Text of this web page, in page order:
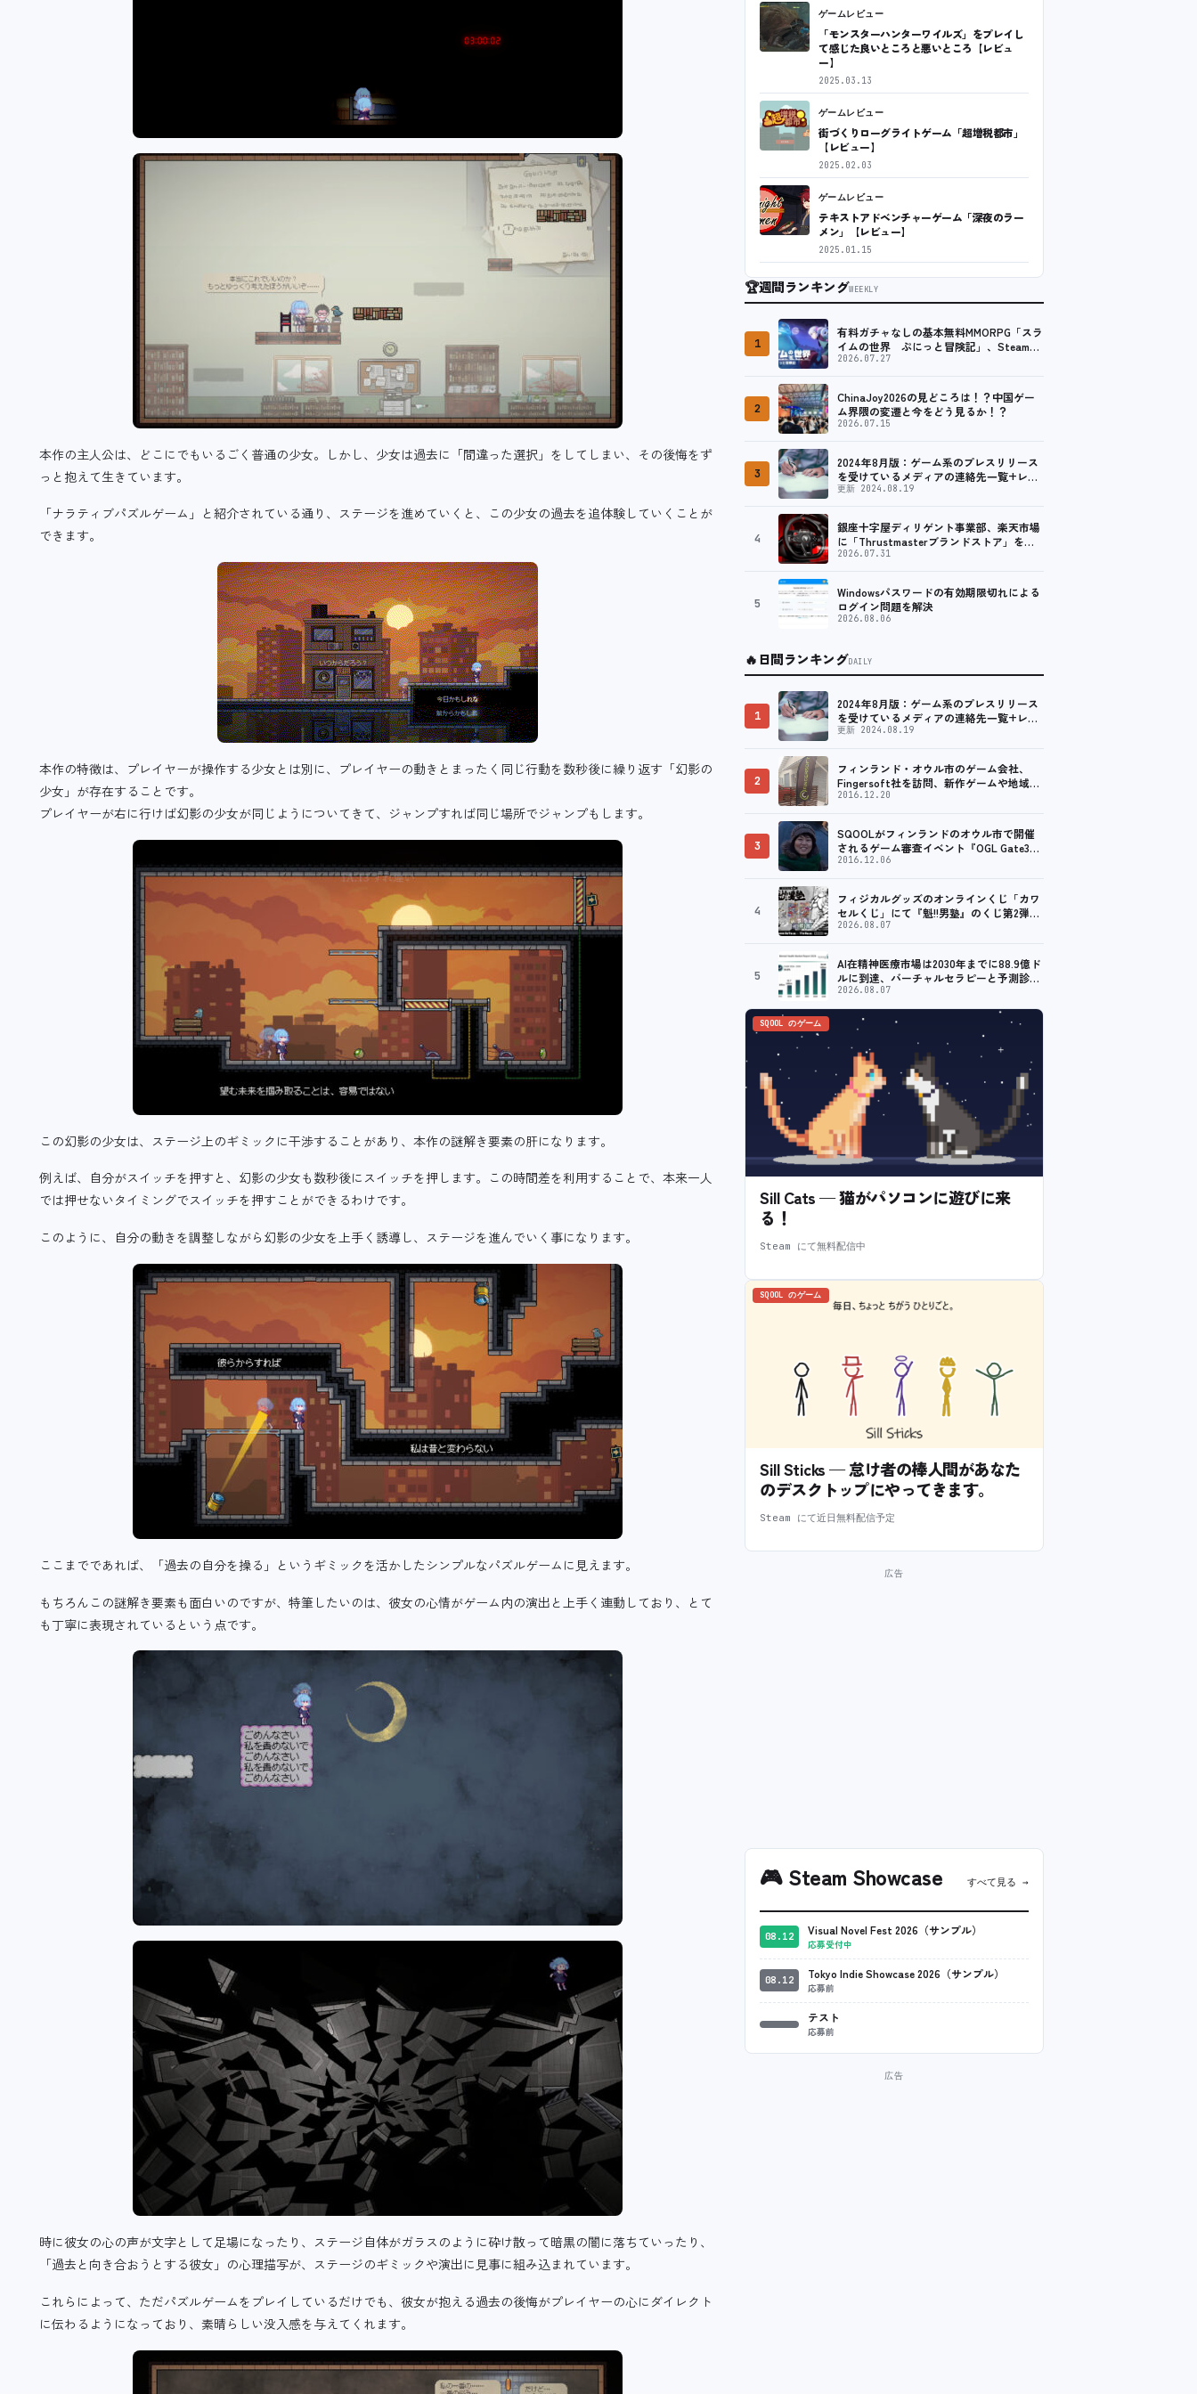
本作の主人公は、どこにでもいるごく普通の少女。しかし、少女は過去に「間違った選択」をしてしまい、その後悔をず
っと抱えて生きています。
「ナラティブパズルゲーム」と紹介されている通り、ステージを進めていくと、この少女の過去を追体験していくことが
できます。
本作の特徴は、プレイヤーが操作する少女とは別に、プレイヤーの動きとまったく同じ行動を数秒後に繰り返す「幻影の
少女」が存在することです。
プレイヤーが右に行けば幻影の少女が同じようについてきて、ジャンプすれば同じ場所でジャンプもします。
この幻影の少女は、ステージ上のギミックに干渉することがあり、本作の謎解き要素の肝になります。
例えば、自分がスイッチを押すと、幻影の少女も数秒後にスイッチを押します。この時間差を利用することで、本来一人
では押せないタイミングでスイッチを押すことができるわけです。
このように、自分の動きを調整しながら幻影の少女を上手く誘導し、ステージを進んでいく事になります。
ここまでであれば、「過去の自分を操る」というギミックを活かしたシンプルなパズルゲームに見えます。
もちろんこの謎解き要素も面白いのですが、特筆したいのは、彼女の心情がゲーム内の演出と上手く連動しており、とて
も丁寧に表現されているという点です。
時に彼女の心の声が文字として足場になったり、ステージ自体がガラスのように砕け散って暗黒の闇に落ちていったり、
「過去と向き合おうとする彼女」の心理描写が、ステージのギミックや演出に見事に組み込まれています。
これらによって、ただパズルゲームをプレイしているだけでも、彼女が抱える過去の後悔がプレイヤーの心にダイレクト
に伝わるようになっており、素晴らしい没入感を与えてくれます。
ゲームレビュー
「モンスターハンターワイルズ」をプレイし
て感じた良いところと悪いところ【レビュ
ー】
2025.03.13
ゲームレビュー
街づくりローグライトゲーム「超増税都市」
【レビュー】
2025.02.03
ゲームレビュー
テキストアドベンチャーゲーム「深夜のラー
メン」【レビュー】
2025.01.15
🏆週間ランキングWEEKLY
1
有料ガチャなしの基本無料MMORPG「スラ
イムの世界 ぷにっと冒険記」、Steam向
けの無料体験版が8月末に配信決定
2026.07.27
2
ChinaJoy2026の見どころは！？中国ゲー
ム界隈の変遷と今をどう見るか！？
2026.07.15
3
2024年8月版：ゲーム系のプレスリリース
を受けているメディアの連絡先一覧+レビ
ュー依頼先一覧
更新 2024.08.19
4
銀座十字屋ディリゲント事業部、楽天市場
に「Thrustmasterブランドストア」をオ
ープン。記念キャンペーンでポイントアッ
ローラーを中心に、幅広くラインナップ
2026.07.31
5
Windowsパスワードの有効期限切れによる
ログイン問題を解決
2026.08.06
🔥日間ランキングDAILY
1
2024年8月版：ゲーム系のプレスリリース
を受けているメディアの連絡先一覧+レビ
ュー依頼先一覧
更新 2024.08.19
2
フィンランド・オウル市のゲーム会社、
Fingersoft社を訪問、新作ゲームや地域貢
献について聞いてきました
2016.12.20
3
SQOOLがフィンランドのオウル市で開催
されるゲーム審査イベント『OGL Gate3』
のメディアパートナーに！
2016.12.06
4
フィジカルグッズのオンラインくじ「カワ
セルくじ」にて『魁!!男塾』のくじ第2弾が
販売開始！
2026.08.07
5
AI在精神医療市場は2030年までに88.9億ド
ルに到達、バーチャルセラピーと予測診断
の普及が加速
2026.08.07
SQOOL のゲーム
Sill Cats — 猫がパソコンに遊びに来
る！
Steam にて無料配信中
SQOOL のゲーム
Sill Sticks — 怠け者の棒人間があなた
のデスクトップにやってきます。
Steam にて近日無料配信予定
🎮Steam Showcase すべて見る →
08.12 Visual Novel Fest 2026（サンプル）
応募受付中
08.12 Tokyo Indie Showcase 2026（サンプル）
応募前
テスト
応募前